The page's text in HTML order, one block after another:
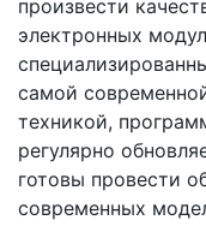
произвести
электронных
самой
техникой,
регулярно
готовы провести
современных